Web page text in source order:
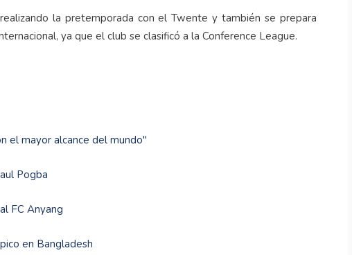
la pretemporada con el Twente y también se prepara
ya que el club se clasificó a la Conference League.
el mayor alcance del mundo"
Pogba
FC Anyang
en Bangladesh